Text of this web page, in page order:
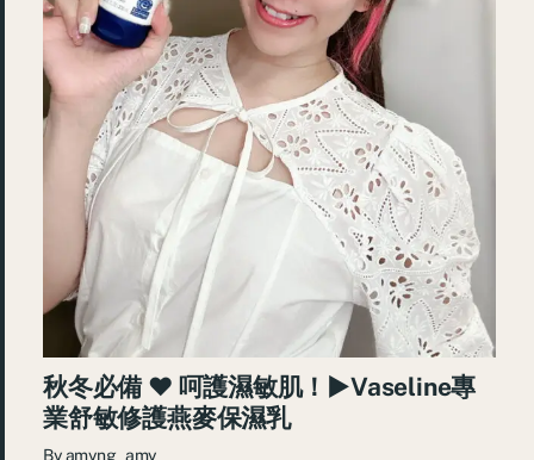
秋冬必備 ♥ 呵護濕敏肌！►Vaseline專
業舒敏修護燕麥保濕乳
Byamyng_amy